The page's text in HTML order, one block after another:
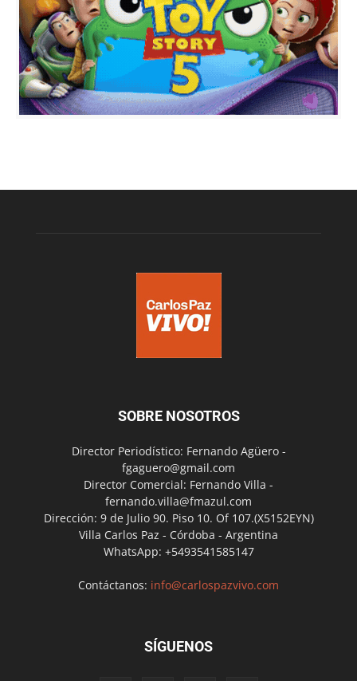
SOBRE NOSOTROS
Director Periodístico: Fernando Agüero -
fgaguero@gmail.com
Director Comercial: Fernando Villa -
fernando.villa@fmazul.com
Dirección: 9 de Julio 90. Piso 10. Of 107.(X5152EYN)
Villa Carlos Paz - Córdoba - Argentina
WhatsApp: +5493541585147
Contáctanos: info@carlospazvivo.com
SÍGUENOS